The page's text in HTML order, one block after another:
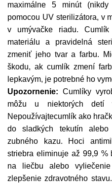
maximálne 5 minút (nikdy
pomocou UV sterilizátora, v
v umývačke riadu.
materiálu a pravidelná
zmeniť jeho tvar a farbu.
škodu, ak cumlík zmení
lepkavým, je potrebné ho
Upozornenie: Cumlíky
môžu u niektorých detí
Nepoužívajtecumlík ako
do sladkých tekutín
zubného kazu. Hoci
striebra eliminuje až 99,9 %
na liečbu alebo
zlepšenie zdravotného